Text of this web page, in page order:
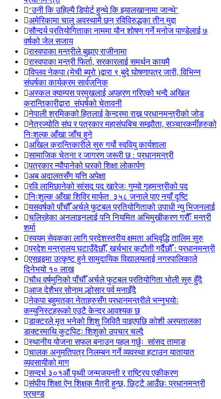
‘उनी कि उहिल्यै डिपोर्ट हुन्थे कि झ्यालखानामा जान्थे’
अमेरिकामा चालु अवस्थामै छन् रविविरुद्धका तीन मुद्दा
सौन्दर्य प्रतियोगिताका नाममा यौन शोषण गर्ने मनोज पाण्डेलाई ७
वर्षको जेल सजाय
रास्वपाका मन्त्रीले बुझाए राजीनामा
रास्वपाका मन्त्री फिर्ता, सरकारलाई समर्थन कायमै
विप्लव नेकपा (मेची ब्युरो )द्वारा ९ बुदे घोषणापत्र जारी, विभिन्न
संघर्षका कार्यक्रम सार्वजनिक
अस्कल क्याम्पस प्रमुखलाई अपहरण गरिएको भन्दै अखिल
क्रान्तिकारीद्वारा संघर्षको चेतावनी
नेपाली श्रमिकको हितलाई केन्द्रमा राख्न प्रधानमन्त्रीको जोड
नेत्रज्योति संघ र पत्रकार महासंघबिच सम्झौता, सञ्चारकर्मीहरुको
निःशुल्क आँखा जाँच हुने
अखिल क्रान्तिकारीले सुरु गर्यो स्ववियु कार्यशाला
सामाजिक चेतना र जागरण जरूरी छ : प्रधानमन्त्री
पत्रकार न्यौपानेको घरको शिक्षा लोकार्पण
अब अदालतसँग यत्ति अपेक्षा
रवि लामिछानेको सांसद पद खारेजः गुम्यो गृहमन्त्रीको पद
निःशुल्क आँखा शिविर मार्फत ३५८ जनाले पाए नयाँ दृष्टि
यसवर्षको पाँचौँ अर्चले फुटबल प्रतियोगिताको उपाधी न्यु भिजनलाई
चलिरहेका अनलाइनलाई पनि नियमित अभिमुखीकरण गरौँः मन्त्री
शर्मा
स्वयम् सेवकका लागि प्रदेशस्तरीय क्षमता अभिवृद्धि तालिम सुरु
प्रदेश मन्त्रालय घटाउँदैछौँ, खर्चभार कटौती गर्दैछौँ : प्रधानमन्त्री
एसइइमा उत्कृष्ट हुने सामुदायिक विद्यालयलाई नगरपालिकाले
दिनेभयो १० लाख
चौध वर्षमुनिको पाँचौँ अर्चले फुटबल प्रतियोगिता भोली सुरु हुँदै
आज देशैभर सोनाम ल्होसार पर्व मनाइँदै
नेकपा बहुमतका नेताहरुसँग प्रधानमन्त्रीले भन्नुभयोः
कम्युनिस्टहरूको एउटै केन्द्र आवश्यक छ
डाक्टरले मृत भनेको शिशु जिवितै पाइएपछि कोशी अस्पतालका
डाक्टरमाथि कुटपिटः शिशुको उपचार चल्दै
स्थानीय योजना सफल बनाउन पहल गर्छुः सांसद तामाङ
चालक अनुमतिपत्र निलम्बन गर्ने व्यवस्था हटाउन यातायात
व्यवसायीको माग
सन्दर्भ ३०१औं पृथ्वी जन्मजयन्ती र राष्ट्रिय एकीकरण
संघीय शिक्षा ऐन शिक्षक मैत्री हुन्छ, छिट्टै आउँछः प्रधानमन्त्री
प्रचण्ड